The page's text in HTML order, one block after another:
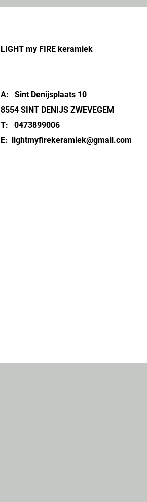
LIGHT my FIRE keramiek
A: Sint Denijsplaats 10
8554 SINT DENIJS ZWEVEGEM
T: 0473899006
E: lightmyfirekeramiek@gmail.com